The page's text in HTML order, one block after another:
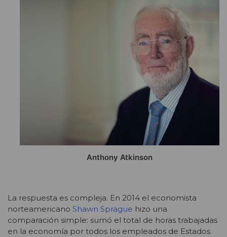
Anthony Atkinson
La respuesta es compleja. En 2014 el economista
norteamericano Shawn Sprague hizo una
comparación simple: sumó el total de horas trabajadas
en la economía por todos los empleados de Estados